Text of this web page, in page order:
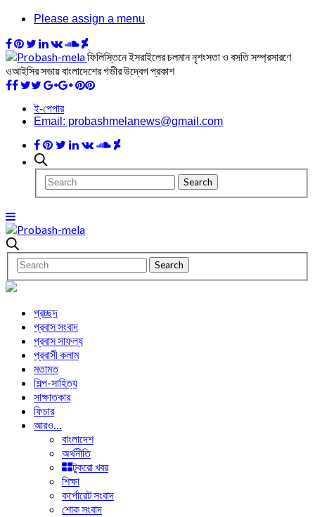
Please assign a menu
ফিলিস্তিনে ইসরাইলের চলমান নৃশংসতা ও বসতি সম্প্রসারণে
ওআইসির সভায় বাংলাদেশের গভীর উদ্বেগ প্রকাশ
ই-পেপার
Email: probashmelanews@gmail.com
প্রচ্ছদ
প্রবাস সংবাদ
প্রবাস সাফল্য
প্রবাসী কলাম
মতামত
শিল্প-সাহিত্য
সাক্ষাতকার
ফিচার
আরও…
বাংলাদেশ
অর্থনীতি
টুকরো খবর
শিক্ষা
কর্পোরেট সংবাদ
শোক সংবাদ